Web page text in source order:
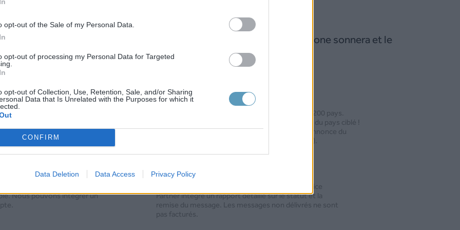
opt-out of the Sale of my Personal Data.
opt-out of processing my Personal Data for Targeted
opt-out of Collection, Use, Retention, Sale, and/or Sharing
Data that Is Unrelated with the Purposes for which it
CONFIRM
Data Deletion Data Access Privacy Policy
du SMS audio
des appels automatiques avec le texte de votre choix. Le téléphone sonnera et le
sera énoncé lorsque le destinataire aura décroché.
différé)
être planifiés de manière
besoins (à la date et l’heure
permet de choisir le
destinataires.
numéro
émis avec un numéro
Nous pouvons intégrer un
Envoi à l’international
Les envois peuvent être effectués dans plus de 200 pays.
Attention à bien intégrer l’indicatif téléphonique du pays ciblé !
Nous intégrons aussi différents accents dans l’annonce du
message (anglais, français, allemand et espagnol).
Rapport d’envoi
Chaque message vocal énoncé par notre API Voice
Partner intègre un rapport détaillé sur le statut et la
remise du message. Les messages non délivrés ne sont
pas facturés.